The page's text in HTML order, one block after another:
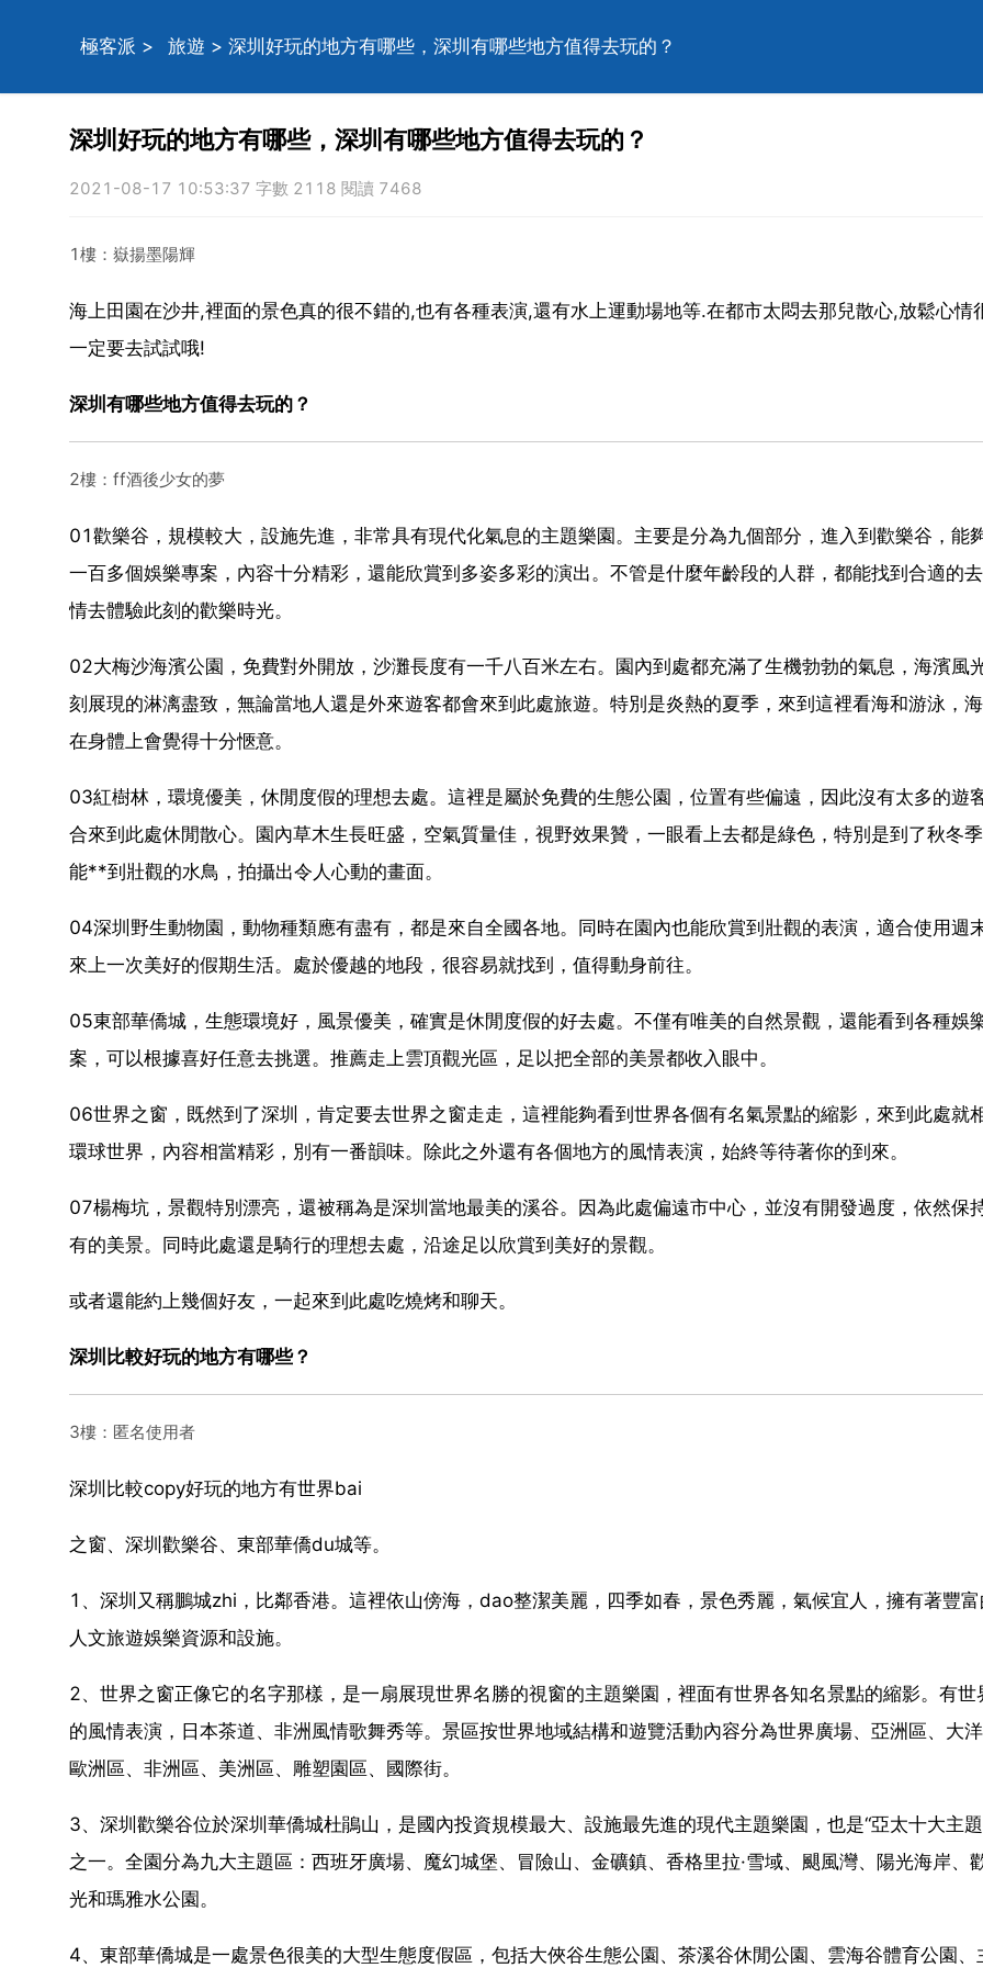
極客派 > 旅遊 > 深圳好玩的地方有哪些，深圳有哪些地方值得去玩的？
深圳好玩的地方有哪些，深圳有哪些地方值得去玩的？
2021-08-17 10:53:37 字數 2118 閱讀 7468
1樓：嶽揚墨陽輝
海上田園在沙井,裡面的景色真的很不錯的,也有各種表演,還有水上運動場地等.在都市太悶去那兒散心,放鬆心情
一定要去試試哦!
深圳有哪些地方值得去玩的？
2樓：ff酒後少女的夢
01歡樂谷，規模較大，設施先進，非常具有現代化氣息的主題樂園。主要是分為九個部分，進入到歡樂谷，能
一百多個娛樂專案，內容十分精彩，還能欣賞到多姿多彩的演出。不管是什麼年齡段的人群，都能找到合適的
情去體驗此刻的歡樂時光。
02大梅沙海濱公園，免費對外開放，沙灘長度有一千八百米左右。園內到處都充滿了生機勃勃的氣息，海濱風
刻展現的淋漓盡致，無論當地人還是外來遊客都會來到此處旅遊。特別是炎熱的夏季，來到這裡看海和游泳，
在身體上會覺得十分愜意。
03紅樹林，環境優美，休閒度假的理想去處。這裡是屬於免費的生態公園，位置有些偏遠，因此沒有太多的遊
合來到此處休閒散心。園內草木生長旺盛，空氣質量佳，視野效果贊，一眼看上去都是綠色，特別是到了秋冬
能**到壯觀的水鳥，拍攝出令人心動的畫面。
04深圳野生動物園，動物種類應有盡有，都是來自全國各地。同時在園內也能欣賞到壯觀的表演，適合使用週
來上一次美好的假期生活。處於優越的地段，很容易就找到，值得動身前往。
05東部華僑城，生態環境好，風景優美，確實是休閒度假的好去處。不僅有唯美的自然景觀，還能看到各種娛
案，可以根據喜好任意去挑選。推薦走上雲頂觀光區，足以把全部的美景都收入眼中。
06世界之窗，既然到了深圳，肯定要去世界之窗走走，這裡能夠看到世界各個有名氣景點的縮影，來到此處就
環球世界，內容相當精彩，別有一番韻味。除此之外還有各個地方的風情表演，始終等待著你的到來。
07楊梅坑，景觀特別漂亮，還被稱為是深圳當地最美的溪谷。因為此處偏遠市中心，並沒有開發過度，依然保
有的美景。同時此處還是騎行的理想去處，沿途足以欣賞到美好的景觀。
或者還能約上幾個好友，一起來到此處吃燒烤和聊天。
深圳比較好玩的地方有哪些？
3樓：匿名使用者
深圳比較copy好玩的地方有世界bai
之窗、深圳歡樂谷、東部華僑du城等。
1、深圳又稱鵬城zhi，比鄰香港。這裡依山傍海，dao整潔美麗，四季如春，景色秀麗，氣候宜人，擁有著豐
人文旅遊娛樂資源和設施。
2、世界之窗正像它的名字那樣，是一扇展現世界名勝的視窗的主題樂園，裡面有世界各知名景點的縮影。有世
的風情表演，日本茶道、非洲風情歌舞秀等。景區按世界地域結構和遊覽活動內容分為世界廣場、亞洲區、大
歐洲區、非洲區、美洲區、雕塑園區、國際街。
3、深圳歡樂谷位於深圳華僑城杜鵑山，是國內投資規模最大、設施最先進的現代主題樂園，也是“亞太十大主
之一。全園分為九大主題區：西班牙廣場、魔幻城堡、冒險山、金礦鎮、香格里拉·雪域、颶風灣、陽光海岸、
光和瑪雅水公園。
4、東部華僑城是一處景色很美的大型生態度假區，包括大俠谷生態公園、茶溪谷休閒公園、雲海谷體育公園、